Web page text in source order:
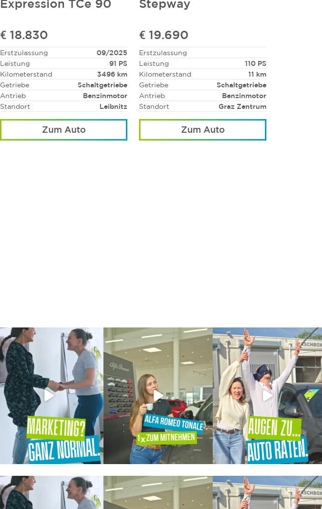
Expression TCe 90
€ 18.830
Erstzulassung
09/2025
Leistung
91 PS
Kilometerstand
3496 km
Getriebe
Schaltgetriebe
Antrieb
Benzinmotor
Standort
Leibnitz
Zum Auto
Stepway
€ 19.690
Erstzulassung
Leistung
110 PS
Kilometerstand
11 km
Getriebe
Schaltgetriebe
Antrieb
Benzinmotor
Standort
Graz Zentrum
Zum Auto